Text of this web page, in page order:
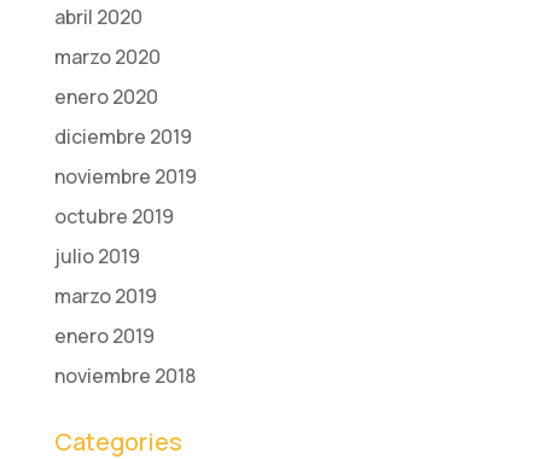
abril 2020
marzo 2020
enero 2020
diciembre 2019
noviembre 2019
octubre 2019
julio 2019
marzo 2019
enero 2019
noviembre 2018
Categories